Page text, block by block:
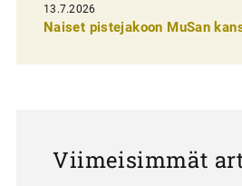
e
13.7.2026
Naiset pistejakoon MuSan
Viimeisimmät